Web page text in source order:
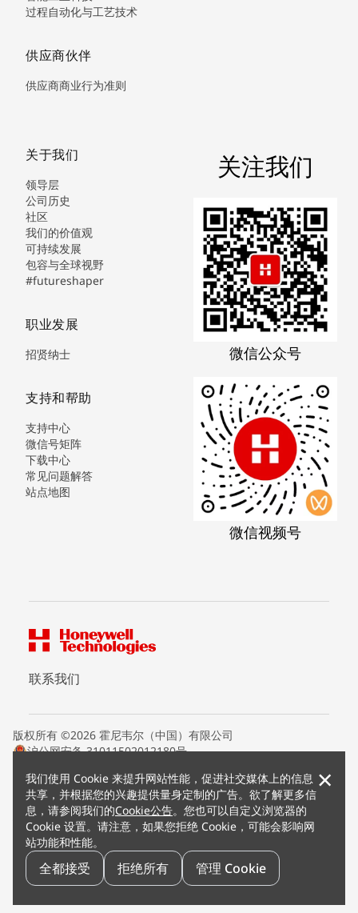
我们使用 Cookie 来提升网站性能，促进社交媒体上的信息
共享，并根据您的兴趣提供量身定制的广告。欲了解更多信
息，请参阅我们的Cookie公告。您也可以自定义浏览器的
Cookie 设置。请注意，如果您拒绝 Cookie，可能会影响网
站功能和性能。
全都接受 拒绝所有 管理 Cookie
×
过程自动化与工艺技术
供应商伙伴
供应商商业行为准则
关于我们
领导层
公司历史
社区
我们的价值观
可持续发展
包容与全球视野
#futureshaper
职业发展
招贤纳士
支持和帮助
支持中心
微信号矩阵
下载中心
常见问题解答
站点地图
关注我们
微信公众号
微信视频号
联系我们
版权所有 ©2026 霍尼韦尔（中国）有限公司
沪公网安备 31011502012180号
条款条约
隐私声明
您的隐私选项
霍尼韦尔科技Cookie通知
退订
漏洞报告